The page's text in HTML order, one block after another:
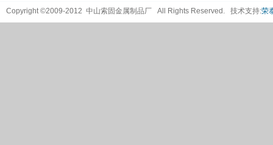
Copyright ©2009-2012 中山索固金属制品厂 All Rights Reserved. 技术支持:荣